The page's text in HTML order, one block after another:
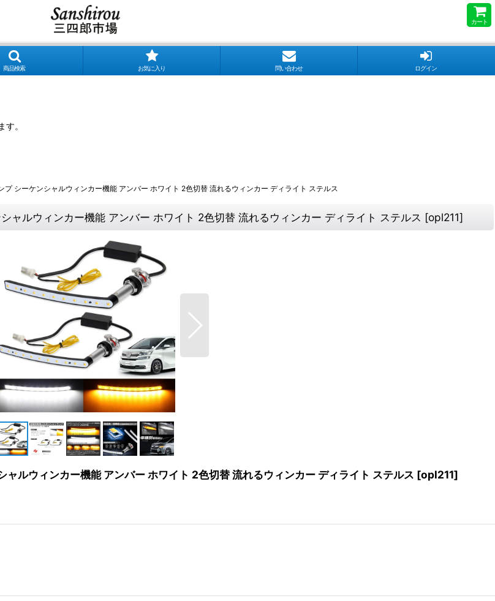
カート
商品検索 お気に入り 問い合わせ ログイン
。
シーケンシャルウィンカー機能 アンバー ホワイト 2色切替 流れるウィンカー ディライト ステルス
ャルウィンカー機能 アンバー ホワイト 2色切替 流れるウィンカー ディライト ステルス [opl211]
ルウィンカー機能 アンバー ホワイト 2色切替 流れるウィンカー ディライト ステルス [opl211]